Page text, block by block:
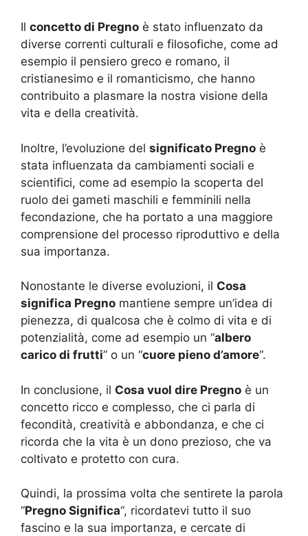
Il concetto di Pregno è stato influenzato da
diverse correnti culturali e filosofiche, come ad
esempio il pensiero greco e romano, il
cristianesimo e il romanticismo, che hanno
contribuito a plasmare la nostra visione della
vita e della creatività.
Inoltre, l’evoluzione del significato Pregno è
stata influenzata da cambiamenti sociali e
scientifici, come ad esempio la scoperta del
ruolo dei gameti maschili e femminili nella
fecondazione, che ha portato a una maggiore
comprensione del processo riproduttivo e della
sua importanza.
Nonostante le diverse evoluzioni, il Cosa
significa Pregno mantiene sempre un’idea di
pienezza, di qualcosa che è colmo di vita e di
potenzialità, come ad esempio un “albero
carico di frutti” o un “cuore pieno d’amore“.
In conclusione, il Cosa vuol dire Pregno è un
concetto ricco e complesso, che ci parla di
fecondità, creatività e abbondanza, e che ci
ricorda che la vita è un dono prezioso, che va
coltivato e protetto con cura.
Quindi, la prossima volta che sentirete la parola
“Pregno Significa“, ricordatevi tutto il suo
fascino e la sua importanza, e cercate di